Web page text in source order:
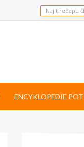
ENCYKLOPEDIE